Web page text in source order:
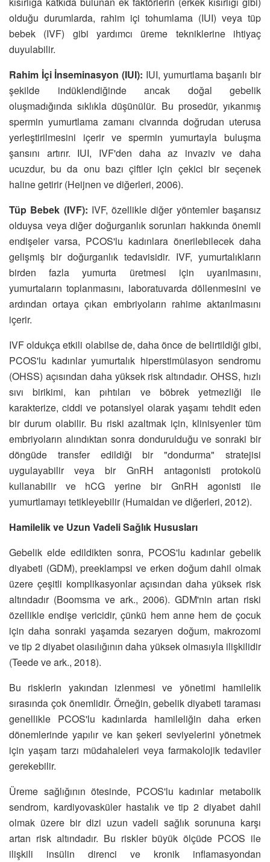
olduğu durumlarda, rahim içi tohumlama (IUI) veya tüp
bebek (IVF) gibi yardımcı üreme tekniklerine ihtiyaç
duyulabilir.
Rahim İçi İnseminasyon (IUI): IUI, yumurtlama başarılı bir
şekilde indüklendiğinde ancak doğal gebelik
oluşmadığında sıklıkla düşünülür. Bu prosedür, yıkanmış
spermin yumurtlama zamanı civarında doğrudan uterusa
yerleştirilmesini içerir ve spermin yumurtayla buluşma
şansını artırır. IUI, IVF'den daha az invaziv ve daha
ucuzdur, bu da onu bazı çiftler için çekici bir seçenek
haline getirir (Heijnen ve diğerleri, 2006).
Tüp Bebek (IVF): IVF, özellikle diğer yöntemler başarısız
olduysa veya diğer doğurganlık sorunları hakkında önemli
endişeler varsa, PCOS'lu kadınlara önerilebilecek daha
gelişmiş bir doğurganlık tedavisidir. IVF, yumurtalıkların
birden fazla yumurta üretmesi için uyarılmasını,
yumurtaların toplanmasını, laboratuvarda döllenmesini ve
ardından ortaya çıkan embriyoların rahime aktarılmasını
içerir.
IVF oldukça etkili olabilse de, daha önce de belirtildiği gibi,
PCOS'lu kadınlar yumurtalık hiperstimülasyon sendromu
(OHSS) açısından daha yüksek risk altındadır. OHSS, hızlı
sıvı birikimi, kan pıhtıları ve böbrek yetmezliği ile
karakterize, ciddi ve potansiyel olarak yaşamı tehdit eden
bir durum olabilir. Bu riski azaltmak için, klinisyenler tüm
embriyoların alındıktan sonra dondurulduğu ve sonraki bir
döngüde transfer edildiği bir "dondurma" stratejisi
uygulayabilir veya bir GnRH antagonisti protokolü
kullanabilir ve hCG yerine bir GnRH agonisti ile
yumurtlamayı tetikleyebilir (Humaidan ve diğerleri, 2012).
Hamilelik ve Uzun Vadeli Sağlık Hususları
Gebelik elde edildikten sonra, PCOS'lu kadınlar gebelik
diyabeti (GDM), preeklampsi ve erken doğum dahil olmak
üzere çeşitli komplikasyonlar açısından daha yüksek risk
altındadır (Boomsma ve ark., 2006). GDM'nin artan riski
özellikle endişe vericidir, çünkü hem anne hem de çocuk
için daha sonraki yaşamda sezaryen doğum, makrozomi
ve tip 2 diyabet olasılığının daha yüksek olmasıyla ilişkilidir
(Teede ve ark., 2018).
Bu risklerin yakından izlenmesi ve yönetimi hamilelik
sırasında çok önemlidir. Örneğin, gebelik diyabeti taraması
genellikle PCOS'lu kadınlarda hamileliğin daha erken
dönemlerinde yapılır ve kan şekeri seviyelerini yönetmek
için yaşam tarzı müdahaleleri veya farmakolojik tedaviler
gerekebilir.
Üreme sağlığının ötesinde, PCOS'lu kadınlar metabolik
sendrom, kardiyovasküler hastalık ve tip 2 diyabet dahil
olmak üzere bir dizi uzun vadeli sağlık sorununa karşı
artan risk altındadır. Bu riskler büyük ölçüde PCOS ile
ilişkili insülin direnci ve kronik inflamasyondan